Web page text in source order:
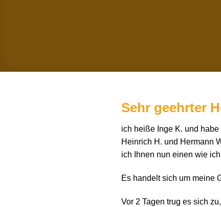
Sehr geehrter
ich heiße Inge K. und
Heinrich H. und Hermann
ich Ihnen nun einen wie
Es handelt sich um meine
Vor 2 Tagen trug es sich